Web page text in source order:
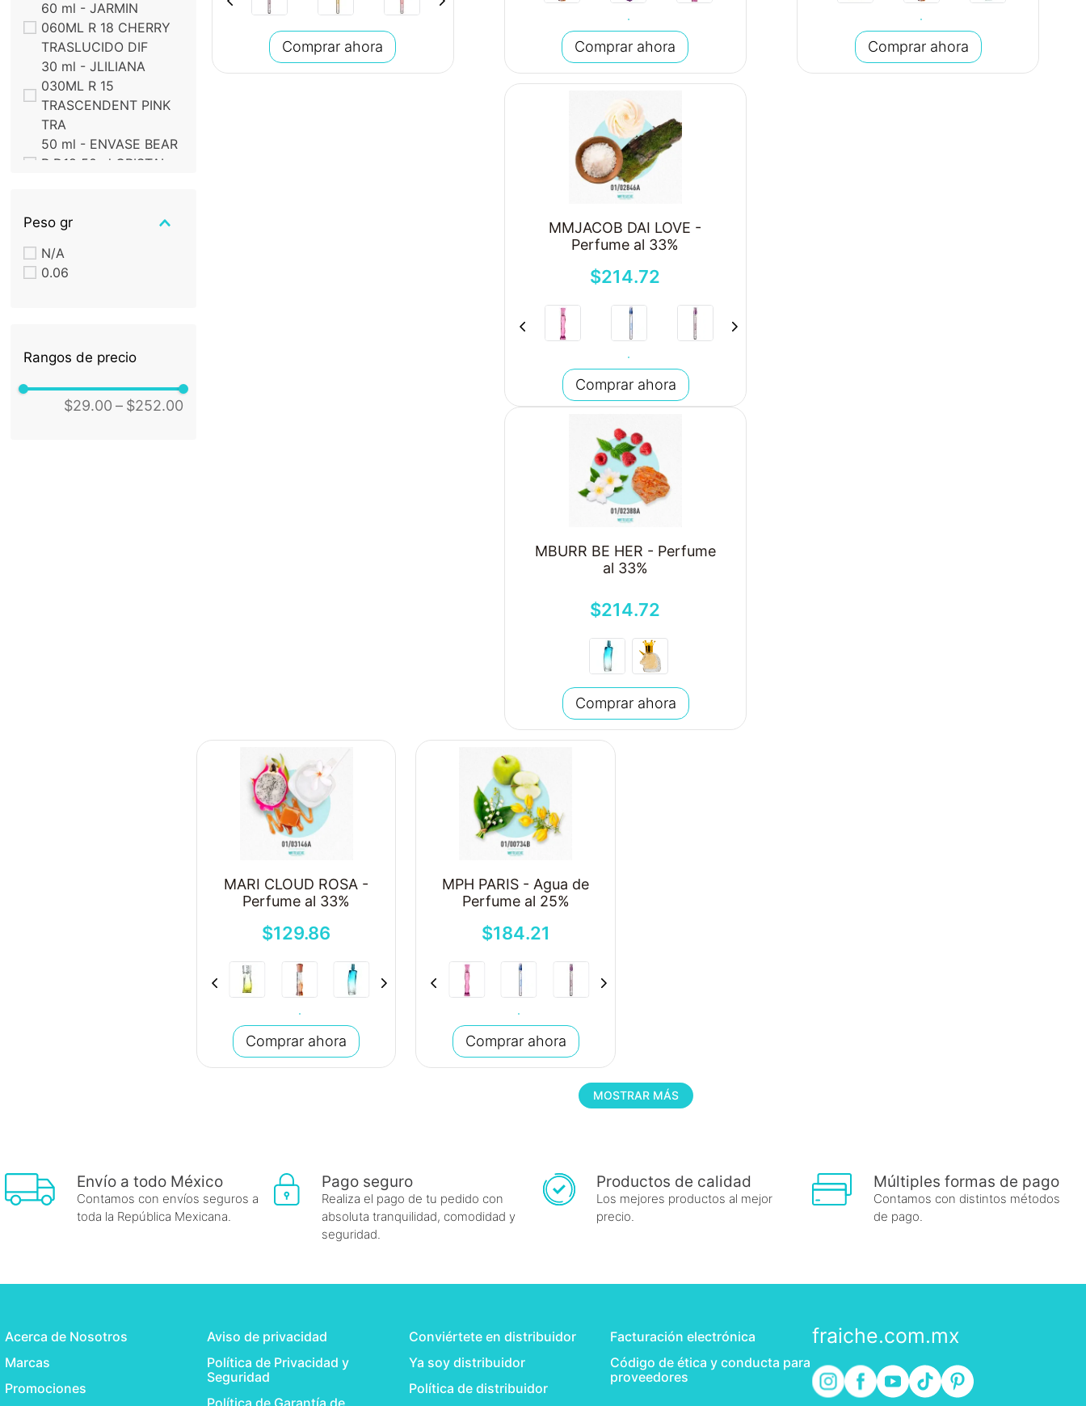
Toronja, Naranja roja,
Casis
Nota de Salida:
Toronja, Manzana
Roja, Pimienta Rosa
60 ml - JARMIN
060ML R 18 CHERRY
TRASLUCIDO DIF
30 ml - JLILIANA
030ML R 15
TRASCENDENT PINK
TRA
50 ml - ENVASE BEAR
R D18 50ml CRISTAL-
015ML C/ATOM
15 ml - PERFUMERO
015ML C/ATOM
VIDRIO DEC AMARI
020ML C/ATOM
VIDRIO DEC ROJO
Peso gr
N/A
0.06
Rangos de precio
$29.00 – $252.00
Comprar ahora Comprar ahora Comprar ahora
MMJACOB DAI LOVE -
Perfume al 33%
$214.72
Comprar ahora
MBURR BE HER - Perfume
al 33%
$214.72
Comprar ahora
MARI CLOUD ROSA -
Perfume al 33%
$129.86
Comprar ahora
MPH PARIS - Agua de
Perfume al 25%
$184.21
Comprar ahora
MOSTRAR MÁS
Envío a todo México
Contamos con envíos seguros a
toda la República Mexicana.
Pago seguro
Realiza el pago de tu pedido con
absoluta tranquilidad, comodidad y
seguridad.
Productos de calidad
Los mejores productos al mejor
precio.
Múltiples formas de pago
Contamos con distintos métodos
de pago.
Acerca de Nosotros
Marcas
Promociones
Aviso de privacidad
Política de Privacidad y
Seguridad
Política de Garantía de
Conviértete en distribuidor
Ya soy distribuidor
Política de distribuidor
Facturación electrónica
Código de ética y conducta para
proveedores
fraiche.com.mx